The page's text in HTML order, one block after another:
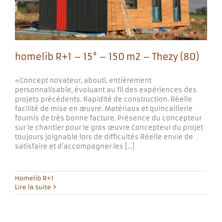
homelib R+1 – 15° – 150 m2 – Thezy (80)
«Concept novateur, abouti, entièrement
personnalisable, évoluant au fil des expériences des
projets précédents. Rapidité de construction. Réelle
facilité de mise en œuvre. Matériaux et quincaillerie
fournis de très bonne facture. Présence du concepteur
sur le chantier pour le gros œuvre Concepteur du projet
toujours joignable lors de difficultés Réelle envie de
satisfaire et d'accompagner les [...]
Homelib R+1
Lire la suite